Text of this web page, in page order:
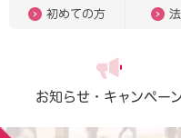
初めての方
お知らせ・ キャンペー